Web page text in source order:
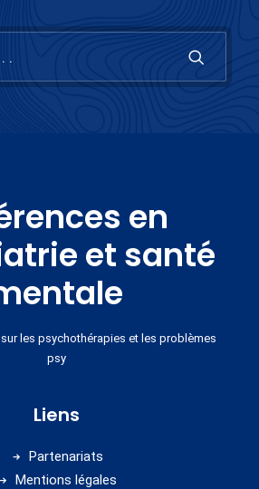
en
et santé
les psychothérapies et les problèmes
psy
Liens
Partenariats
Mentions légales